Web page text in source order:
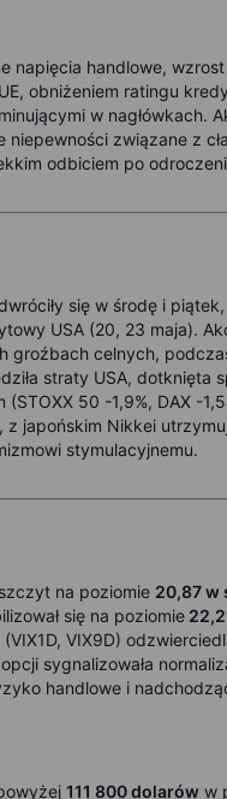
napięcia handlowe,
obniżeniem ratingu
w nagłówkach.
niepewności związane z
odbiciem po
się w środę i
USA (20, 23 maja).
groźbach celnych,
straty USA, dotknięta
50 -1,9%, DAX -
japońskim Nikkei
stymulacyjnemu.
na poziomie 20,87 w
się na poziomie
VIX9D)
sygnalizowała
handlowe i
111 800 dolarów w